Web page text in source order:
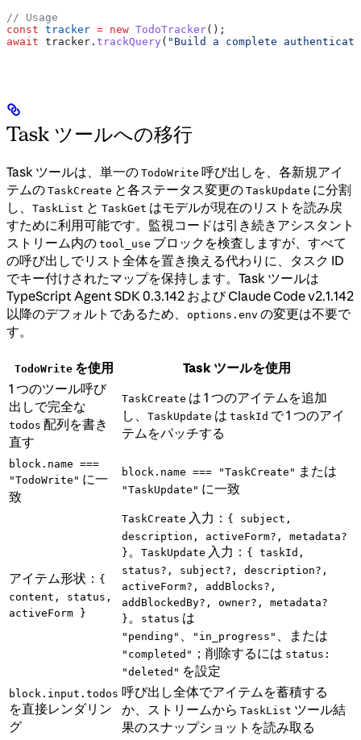
// Usage
const tracker = new TodoTracker();
await tracker . trackQuery ( "Build a complete
Task ツールへの移行
Task ツールは、単一の TodoWrite 呼び出しを、各新規アイ
テムの TaskCreate と各ステータス変更の TaskUpdate に分割
し、
TaskList と TaskGet はモデルが現在のリストを読み戻
すために利用可能です。監視コードは引き続きアシスタント
ストリーム内の tool_use ブロックを検査しますが、すべて
の呼び出しでリスト全体を置き換える代わりに、タスク ID
でキー付けされたマップを保持します。Task ツールは
TypeScript Agent SDK 0.3.142 および Claude Code v2.1.142
以降のデフォルトであるため、
options.env の変更は不要で
す。
TodoWriteを使用
Task ツールを使用
1 つのツール呼び
出しで完全な
todos 配列を書き
直す
TaskCreate は 1 つのアイテムを追加
し、
TaskUpdate は taskId で 1 つのアイ
テムをパッチする
block.name ===
"TodoWrite" に一
致
block.name === "TaskCreate" または
"TaskUpdate" に一致
アイテム形状： {
content, status,
activeForm }
TaskCreate 入力： { subject,
description, activeForm?, metadata?
}。 TaskUpdate 入力： { taskId,
status?, subject?, description?,
activeForm?, addBlocks?,
addBlockedBy?, owner?, metadata?
}。 status は
"pending" 、 "in_progress" 、または
"completed" ；削除するには status:
"deleted" を設定
block.input.todos
を直接レンダリン
グ
呼び出し全体でアイテムを蓄積する
か、ストリームから TaskList ツール結
果のスナップショットを読み取る